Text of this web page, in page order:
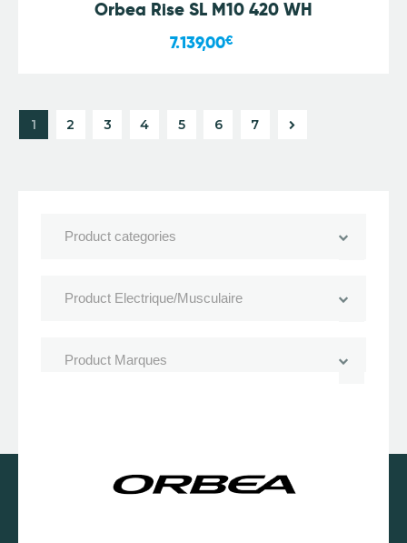
Orbea Rise SL M10 420 WH
7.139,00€
1 2 3 4 5 6 7